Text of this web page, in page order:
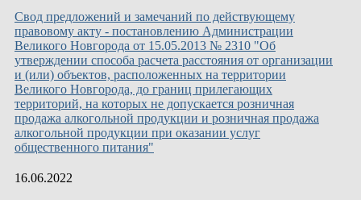
Свод предложений и замечаний по действующему
правовому акту - постановлению Администрации
Великого Новгорода от 15.05.2013 № 2310 "Об
утверждении способа расчета расстояния от организации
и (или) объектов, расположенных на территории
Великого Новгорода, до границ прилегающих
территорий, на которых не допускается розничная
продажа алкогольной продукции и розничная продажа
алкогольной продукции при оказании услуг
общественного питания"
16.06.2022